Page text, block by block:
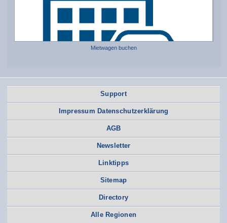
Mietwagen buchen
Support
Impressum Datenschutzerklärung
AGB
Newsletter
Linktipps
Sitemap
Directory
Alle Regionen